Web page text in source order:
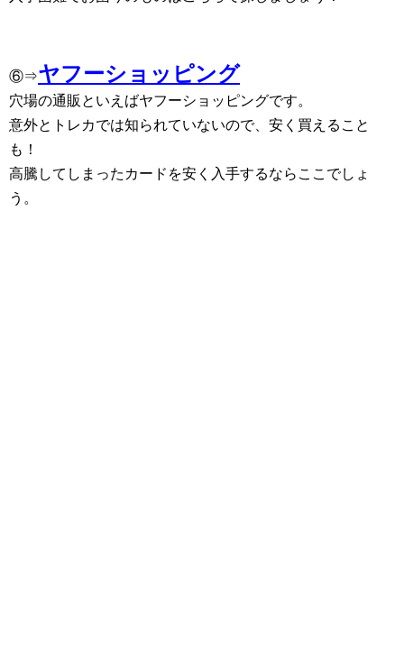
⑥⇒ヤフーショッピング
穴場の通販といえばヤフーショッピングです。
意外とトレカでは知られていないので、安く買えること
も！
高騰してしまったカードを安く入手するならここでしょ
う。